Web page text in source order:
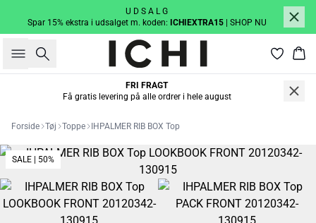
U D S A L G
Spar 15% ekstra i udsalget m. koden: ICHIEXTRA15| SHOP NU
Søg
FRI FRAGT
Få gratis levering på alle ordrer i hele august
Forside Tøj Toppe IHPALMER RIB BOX Top
SALE | 50%